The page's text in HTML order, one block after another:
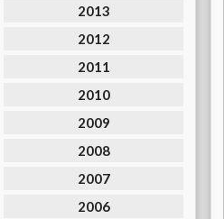
2013
2012
2011
2010
2009
2008
2007
2006